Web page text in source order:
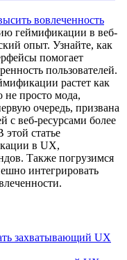
вовлеченность
геймификации в веб-
опыт. Узнайте, как
помогает
пользователей.
растет как
не просто мода,
очередь, призвана
с веб-ресурсами более
статье
в UX,
Также погрузимся
интегрировать